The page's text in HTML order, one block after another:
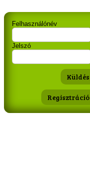
Felhasználónév
Jelszó
Regisztráció